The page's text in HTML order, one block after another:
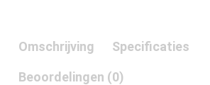
Omschrijving Specificaties
Beoordelingen (0)